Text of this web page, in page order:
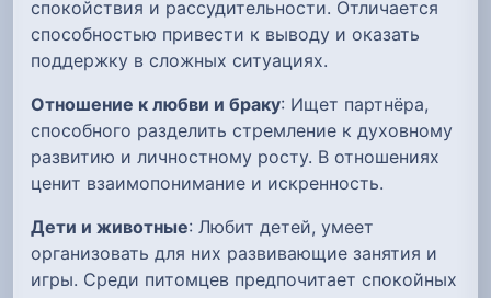
спокойствия и рассудительности. Отличается
способностью привести к выводу и оказать
поддержку в сложных ситуациях.
Отношение к любви и браку: Ищет партнёра,
способного разделить стремление к духовному
развитию и личностному росту. В отношениях
ценит взаимопонимание и искренность.
Дети и животные: Любит детей, умеет
организовать для них развивающие занятия и
игры. Среди питомцев предпочитает спокойных